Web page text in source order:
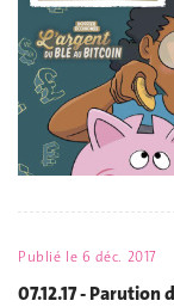
Publié le 6 déc. 2017
07.12.17 - Parution